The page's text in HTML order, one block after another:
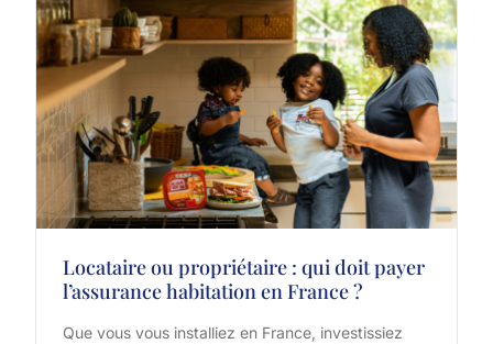
Locataire ou propriétaire : qui doit payer
l’assurance habitation en France ?
Que vous vous installiez en France, investissiez